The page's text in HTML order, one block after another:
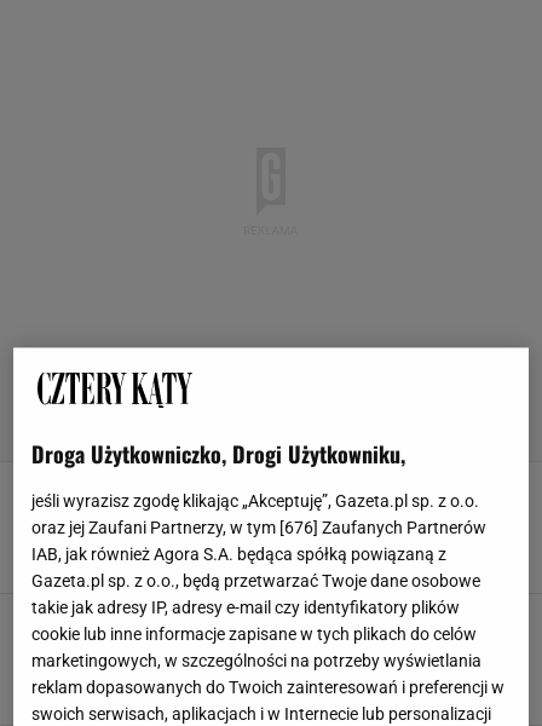
Kolorowy stół na lato. Szklane miseczki w
kształcie owoców są piękne, truskawki to nasz
typ
MISKI TALERZE
Mozaika wraca w wielkim stylu. Trend ma
tysiące lat, a teraz podbija łazienki, kuchnie i
salony
PŁYTKI SAMOPRZYLEPNE SINSAY TALERZE WAZON
Droga Użytkowniczko, Drogi Użytkowniku,
jeśli wyrazisz zgodę klikając „Akceptuję”, Gazeta.pl sp. z o.o.
oraz jej Zaufani Partnerzy, w tym [676] Zaufanych Partnerów
IAB, jak również Agora S.A. będąca spółką powiązaną z
Gazeta.pl sp. z o.o., będą przetwarzać Twoje dane osobowe
takie jak adresy IP, adresy e-mail czy identyfikatory plików
cookie lub inne informacje zapisane w tych plikach do celów
marketingowych, w szczególności na potrzeby wyświetlania
reklam dopasowanych do Twoich zainteresowań i preferencji w
swoich serwisach, aplikacjach i w Internecie lub personalizacji